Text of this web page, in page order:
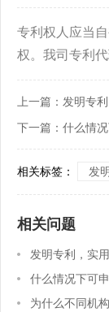
专利权人应当
权。我司专利
上一篇： 发明专
下一篇： 什么情
相关标签： 发
相关问题
发明专利，实
的区别
什么情况下可
为什么不同机